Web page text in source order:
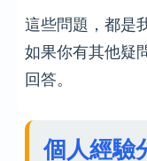
這些問題，都是
如果你有其他疑
回答。
個人經驗